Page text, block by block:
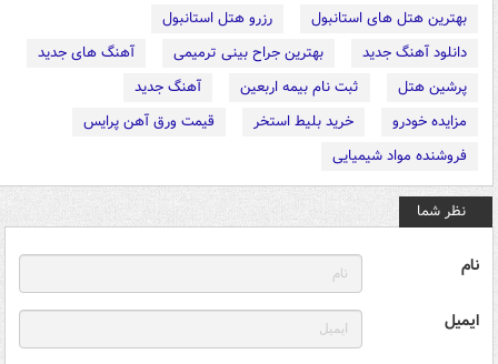
بهترین هتل های استانبول
رزرو هتل استانبول
دانلود آهنگ جدید
بهترین جراح بینی ترمیمی
آهنگ های جدید
پرشین هتل
ثبت نام بیمه اربعین
آهنگ جدید
مزایده خودرو
خرید بلیط استخر
قیمت ورق آهن پرایس
فروشنده مواد شیمیایی
نظر شما
نام
ایمیل